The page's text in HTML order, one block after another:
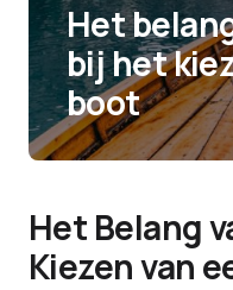
Het
bij het
boot
Het Belang
Kiezen van